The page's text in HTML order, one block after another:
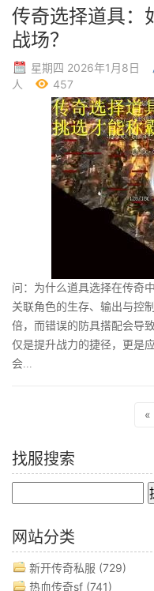
传奇选择道具：
战场？
星期四 2026年1月8日
人
457
问：为什么道具选择在传奇
关联角色的生存、输出与控
倍，而错误的防具搭配会导
仅是提升战力的捷径，更是
会...
«
找服搜索
网站分类
新开传奇私服 (729)
热血传奇sf (741)